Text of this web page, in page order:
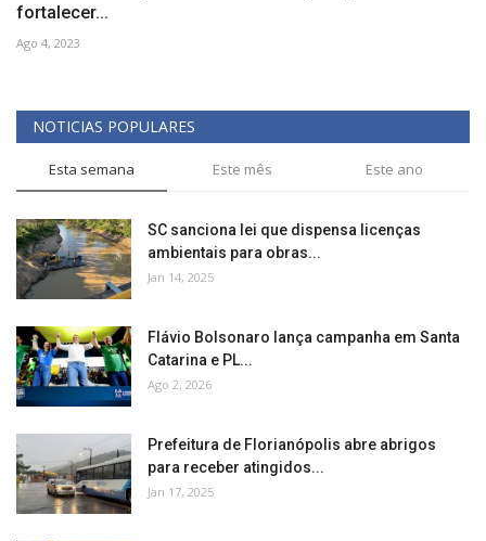
fortalecer...
Ago 4, 2023
NOTICIAS POPULARES
Esta semana Este mês Este ano
SC sanciona lei que dispensa licenças
ambientais para obras...
Jan 14, 2025
Flávio Bolsonaro lança campanha em Santa
Catarina e PL...
Ago 2, 2026
Prefeitura de Florianópolis abre abrigos
para receber atingidos...
Jan 17, 2025